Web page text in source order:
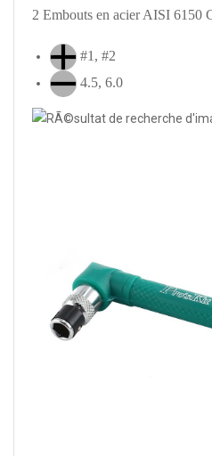
2 Embouts en acier AISI 6150
#1, #2
4.5, 6.0